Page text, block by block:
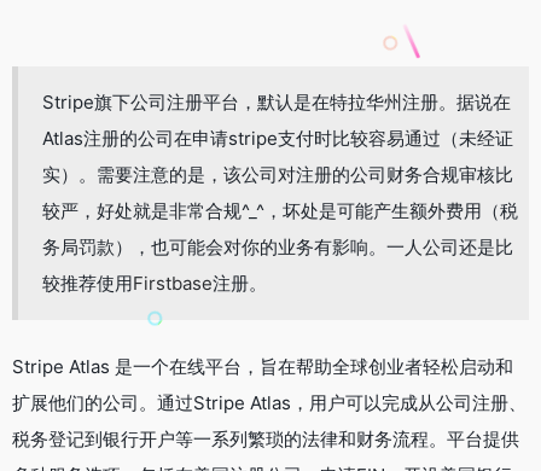
Stripe旗下公司注册平台，默认是在特拉华州注册。据说在
Atlas注册的公司在申请stripe支付时比较容易通过（未经证
实）。需要注意的是，该公司对注册的公司财务合规审核比
较严，好处就是非常合规^_^，坏处是可能产生额外费用（税
务局罚款），也可能会对你的业务有影响。一人公司还是比
较推荐使用Firstbase注册。
Stripe Atlas 是一个在线平台，旨在帮助全球创业者轻松启动和
扩展他们的公司。通过Stripe Atlas，用户可以完成从公司注册、
税务登记到银行开户等一系列繁琐的法律和财务流程。平台提供